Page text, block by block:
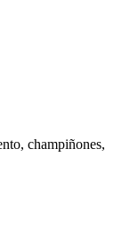
champiñones,